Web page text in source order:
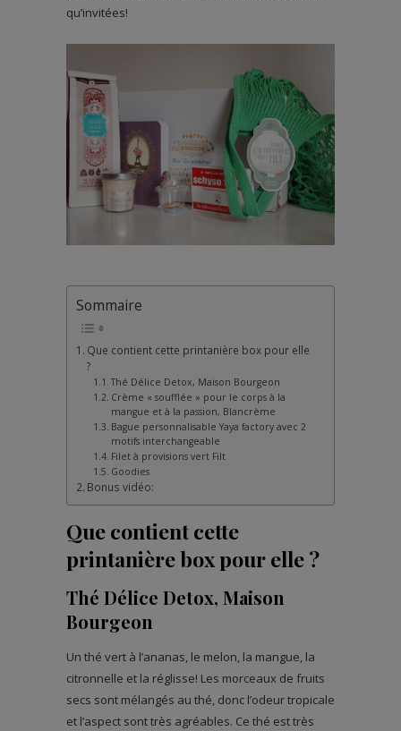
qu’invitées!
Sommaire
Que contient cette printanière box pour elle
?
Thé Délice Detox, Maison Bourgeon
Crème « soufflée » pour le corps à la
mangue et à la passion, Blancrème
Bague personnalisable Yaya factory avec 2
motifs interchangeable
Filet à provisions vert Filt
Goodies
Bonus vidéo:
Que contient cette
printanière box pour elle ?
Thé Délice Detox, Maison
Bourgeon
Un thé vert à l’ananas, le melon, la mangue, la
citronnelle et la réglisse! Les morceaux de fruits
secs sont mélangés au thé, donc l’odeur tropicale
et l’aspect sont très agréables. Ce thé est très